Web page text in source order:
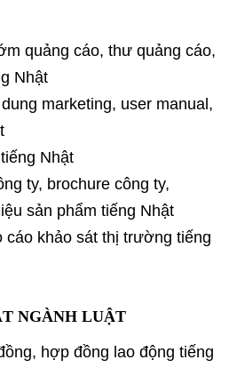
quảng cáo, thư quảng cáo,
Nhật
marketing, user manual,
Nhật
ty, brochure công ty,
sản phẩm tiếng Nhật
khảo sát thị trường tiếng
NGÀNH LUẬT
hợp đồng lao động tiếng